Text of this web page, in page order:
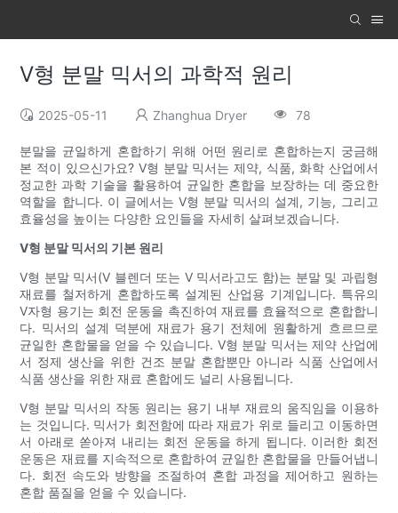
V형 분말 믹서의 과학적 원리
2025-05-11 Zhanghua Dryer 78
분말을 균일하게 혼합하기 위해 어떤 원리로 혼합하는지 궁금해
본 적이 있으신가요? V형 분말 믹서는 제약, 식품, 화학 산업에서
정교한 과학 기술을 활용하여 균일한 혼합을 보장하는 데 중요한
역할을 합니다. 이 글에서는 V형 분말 믹서의 설계, 기능, 그리고
효율성을 높이는 다양한 요인들을 자세히 살펴보겠습니다.
V형 분말 믹서의 기본 원리
V형 분말 믹서(V 블렌더 또는 V 믹서라고도 함)는 분말 및 과립형
재료를 철저하게 혼합하도록 설계된 산업용 기계입니다. 특유의
V자형 용기는 회전 운동을 촉진하여 재료를 효율적으로 혼합합니
다. 믹서의 설계 덕분에 재료가 용기 전체에 원활하게 흐르므로
균일한 혼합물을 얻을 수 있습니다. V형 분말 믹서는 제약 산업에
서 정제 생산을 위한 건조 분말 혼합뿐만 아니라 식품 산업에서
식품 생산을 위한 재료 혼합에도 널리 사용됩니다.
V형 분말 믹서의 작동 원리는 용기 내부 재료의 움직임을 이용하
는 것입니다. 믹서가 회전함에 따라 재료가 위로 들리고 이동하면
서 아래로 쏟아져 내리는 회전 운동을 하게 됩니다. 이러한 회전
운동은 재료를 지속적으로 혼합하여 균일한 혼합물을 만들어냅니
다. 회전 속도와 방향을 조절하여 혼합 과정을 제어하고 원하는
혼합 품질을 얻을 수 있습니다.